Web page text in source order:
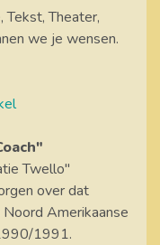
Theater,
we je wensen.
Twello"
over dat
Amerikaanse
1991.